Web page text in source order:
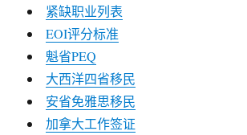
紧缺职业列表
EOI评分标准
魁省PEQ
大西洋四省移民
安省免雅思移民
加拿大工作签证